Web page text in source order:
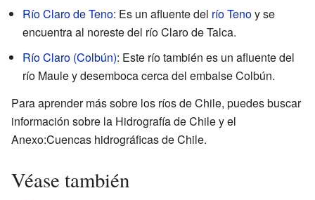
Río Claro de Teno: Es un afluente del río Tenoy se
encuentra al noreste del río Claro de Talca.
Río Claro (Colbún): Este río también es un afluente del
río Maule y desemboca cerca del embalse Colbún.
Para aprender más sobre los ríos de Chile, puedes buscar
información sobre la Hidrografía de Chile y el
Anexo:Cuencas hidrográficas de Chile.
Véase también